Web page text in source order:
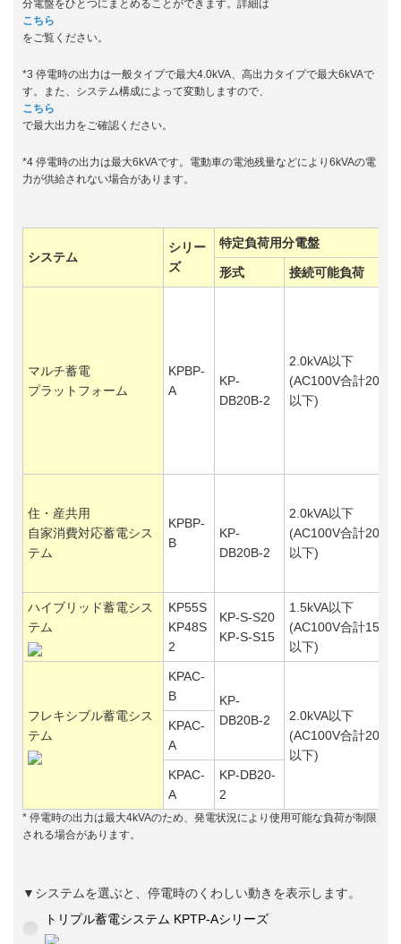
分電盤をひとつにまとめることができます。詳細は
こちら
をご覧ください。
*3 停電時の出力は一般タイプで最大4.0kVA、高出力タイプで最大6kVAで
す。また、システム構成によって変動しますので、
こちら
で最大出力をご確認ください。
*4 停電時の出力は最大6kVAです。電動車の電池残量などにより6kVAの電
力が供給されない場合があります。
システム
シリー
ズ
特定負荷用分電盤
形式 接続可能負荷
マルチ蓄電
プラットフォーム
KPBP-
A
KP-
DB20B-2
2.0kVA以下
(AC100V合計20A
以下)
住・産共用
自家消費対応蓄電シス
テム
KPBP-
B
KP-
DB20B-2
2.0kVA以下
(AC100V合計20A
以下)
ハイブリッド蓄電シス
テム
KP55S
KP48S
2
KP-S-S20
KP-S-S15
1.5kVA以下
(AC100V合計15A
以下)
フレキシブル蓄電シス
テム
KPAC-
B
KP-
DB20B-2
2.0kVA以下
(AC100V合計20A
以下)
KPAC-
A
KPAC-
A
KP-DB20-
2
* 停電時の出力は最大4kVAのため、発電状況により使用可能な負荷が制限
される場合があります。
▼システムを選ぶと、停電時のくわしい動きを表示します。
トリプル蓄電システム KPTP-Aシリーズ